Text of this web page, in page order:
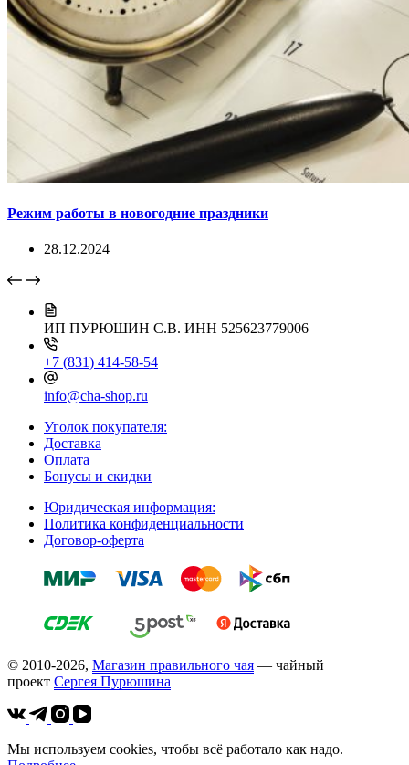
Режим работы в новогодние праздники
28.12.2024
ИП ПУРЮШИН С.В. ИНН 525623779006
+7 (831) 414-58-54
info@cha-shop.ru
Уголок покупателя:
Доставка
Оплата
Бонусы и скидки
Юридическая информация:
Политика конфиденциальности
Договор-оферта
© 2010-2026, Магазин правильного чая — чайный
проект Cергея Пурюшина
Мы используем cookies, чтобы всё работало как надо.